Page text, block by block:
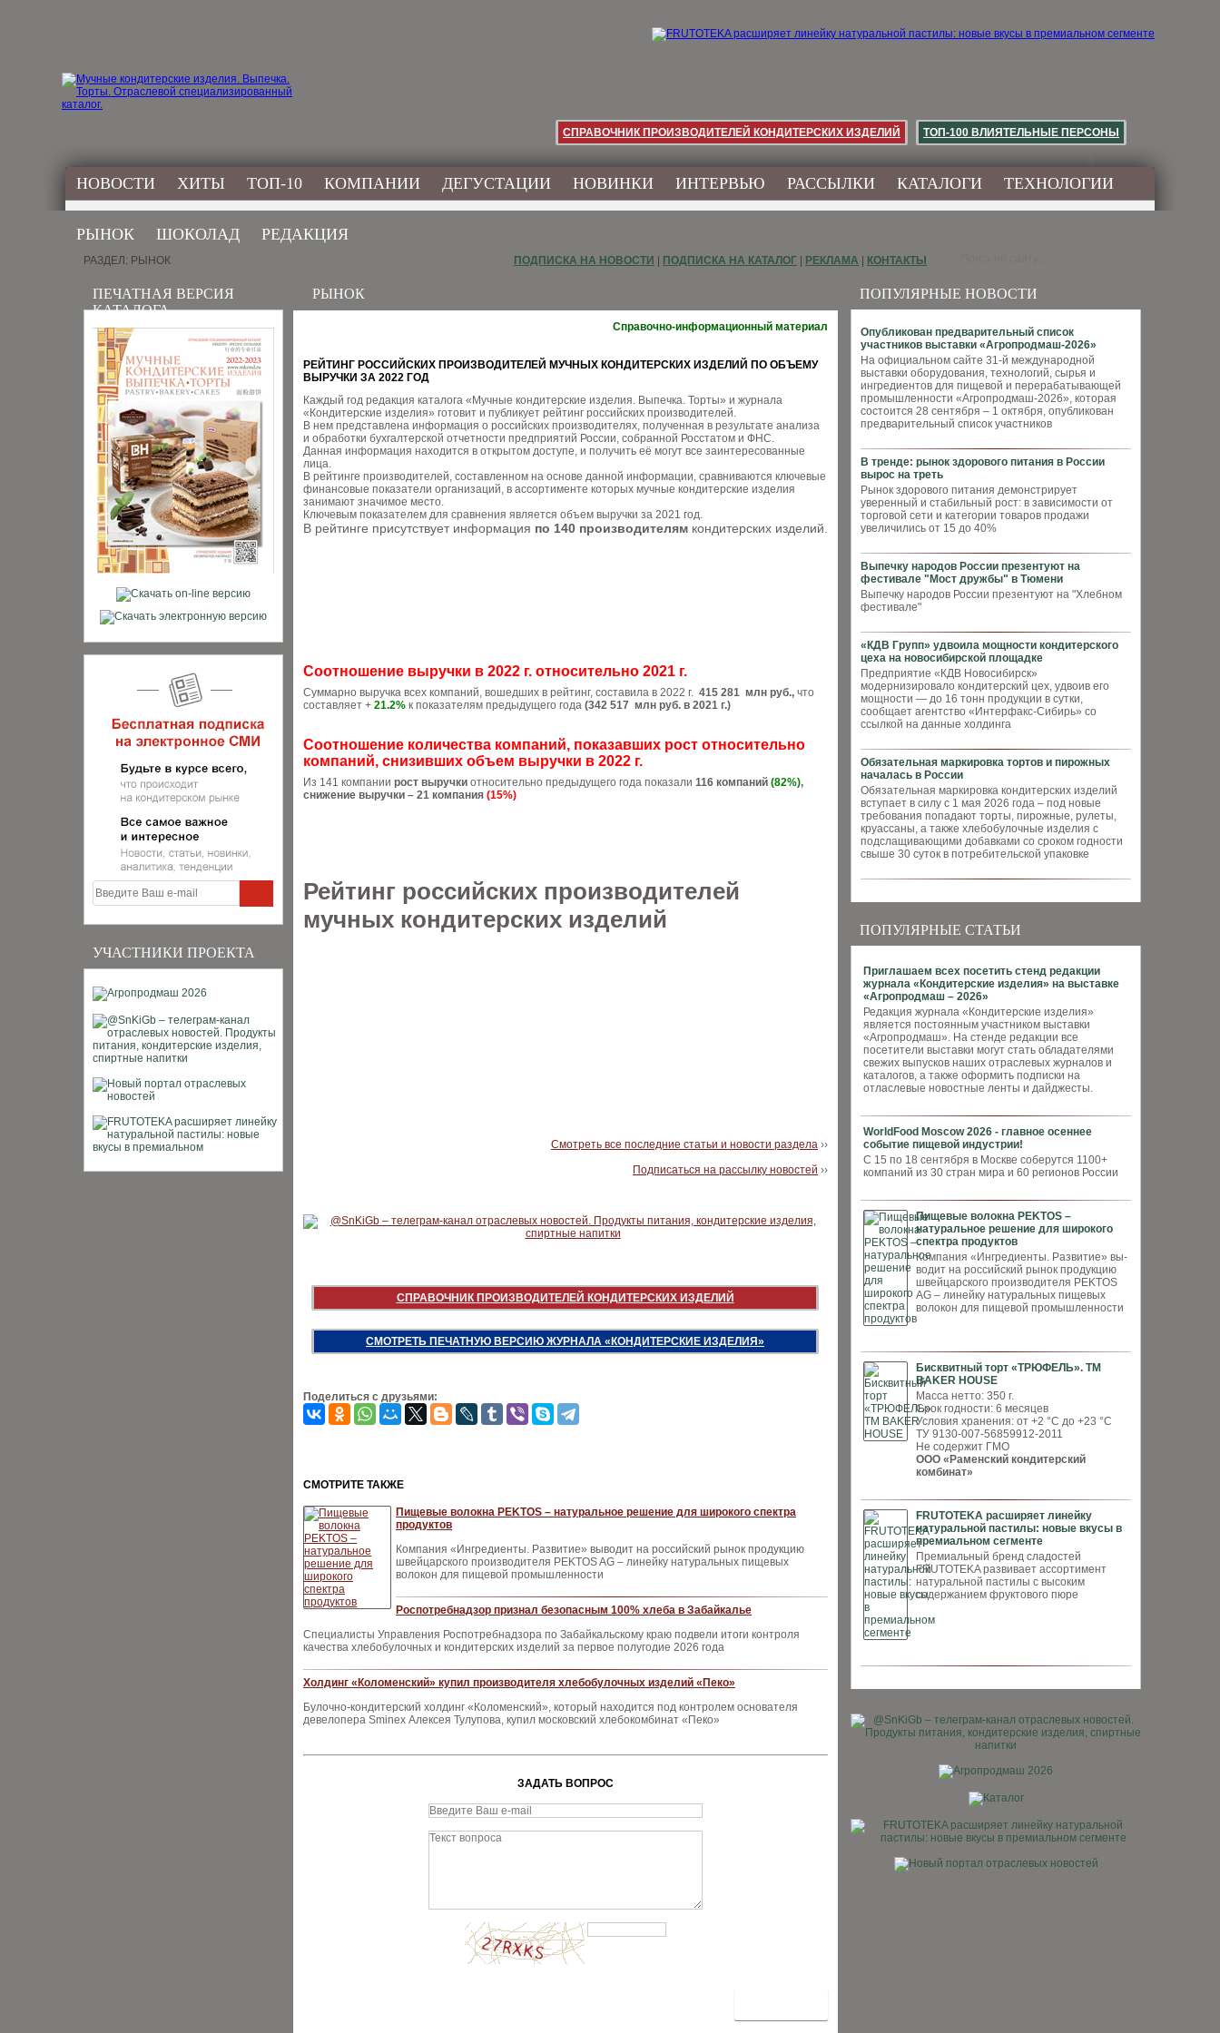
СПРАВОЧНИК ПРОИЗВОДИТЕЛЕЙ КОНДИТЕРСКИХ ИЗДЕЛИЙ ТОП-100 ВЛИЯТЕЛЬНЫЕ ПЕРСОНЫ
НОВОСТИ ХИТЫ ТОП-10 КОМПАНИИ ДЕГУСТАЦИИ НОВИНКИ ИНТЕРВЬЮ РАССЫЛКИ КАТАЛОГИ ТЕХНОЛОГИИ
РЫНОК ШОКОЛАД РЕДАКЦИЯ
ПЕЧАТНАЯ ВЕРСИЯ
КАТАЛОГА
УЧАСТНИКИ ПРОЕКТА
ПОПУЛЯРНЫЕ НОВОСТИ
Опубликован предварительный список
участников выставки «Агропродмаш-2026»
На официальном сайте 31-й международной
выставки оборудования, технологий, сырья и
ингредиентов для пищевой и перерабатывающей
промышленности «Агропродмаш-2026», которая
состоится 28 сентября – 1 октября, опубликован
предварительный список участников
В тренде: рынок здорового питания в России
вырос на треть
Рынок здорового питания демонстрирует
уверенный и стабильный рост: в зависимости от
торговой сети и категории товаров продажи
увеличились от 15 до 40%
Выпечку народов России презентуют на
фестивале "Мост дружбы" в Тюмени
Выпечку народов России презентуют на "Хлебном
фестивале"
«КДВ Групп» удвоила мощности кондитерского
цеха на новосибирской площадке
Предприятие «КДВ Новосибирск»
модернизировало кондитерский цех, удвоив его
мощности — до 16 тонн продукции в сутки,
сообщает агентство «Интерфакс-Сибирь» со
ссылкой на данные холдинга
Обязательная маркировка тортов и пирожных
началась в России
Обязательная маркировка кондитерских изделий
вступает в силу с 1 мая 2026 года – под новые
требования попадают торты, пирожные, рулеты,
круассаны, а также хлебобулочные изделия с
подслащивающими добавками со сроком годности
свыше 30 суток в потребительской упаковке
ПОПУЛЯРНЫЕ СТАТЬИ
Приглашаем всех посетить стенд редакции
журнала «Кондитерские изделия» на выставке
«Агропродмаш – 2026»
Редакция журнала «Кондитерские изделия»
является постоянным участником выставки
«Агропродмаш». На стенде редакции все
посетители выставки могут стать обладателями
свежих выпусков наших отраслевых журналов и
каталогов, а также оформить подписки на
отласлевые новостные ленты и дайджесты.
WorldFood Moscow 2026 - главное осеннее
событие пищевой индустрии!
С 15 по 18 сентября в Москве соберутся 1100+
компаний из 30 стран мира и 60 регионов России
Пищевые волокна PEKTOS –
натуральное решение для широкого
спектра продуктов
Компания «Ингредиенты. Развитие» вы­
водит на российский рынок продукцию
швей­царского производителя PEKTOS
AG – ли­нейку натуральных пищевых
волокон для пи­щевой промышленности
Бисквитный торт «ТРЮФЕЛЬ». ТМ
BAKER HOUSE
Масса нетто: 350 г.
Срок годности: 6 месяцев
Условия хранения: от +2 °С до +23 °С
ТУ 9130-007-56859912-2011
Не содержит ГМО
ООО «Раменский кондитерский
комбинат»
FRUTOTEKA расширяет линейку
натуральной пастилы: новые вкусы в
премиальном сегменте
Премиальный бренд сладостей
FRUTOTEKA развивает ассортимент
натуральной пастилы с высоким
содержанием фруктового пюре
РАЗДЕЛ: РЫНОК ПОДПИСКА НА НОВОСТИ ПОДПИСКА НА КАТАЛОГ РЕКЛАМА КОНТАКТЫ
РЫНОК
Справочно-информационный материал
РЕЙТИНГ РОССИЙСКИХ ПРОИЗВОДИТЕЛЕЙ МУЧНЫХ КОНДИТЕРСКИХ ИЗДЕЛИЙ ПО ОБЪЕМУ
ВЫРУЧКИ ЗА 2022 ГОД
Каждый год редакция каталога «Мучные кондитерские изделия. Выпечка. Торты» и журнала
«Кондитерские изделия» готовит и публикует рейтинг российских производителей.
В нем представлена информация о российских производителях, полученная в результате анализа
и обработки бухгалтерской отчетности предприятий России, собранной Росстатом и ФНС.
Данная информация находится в открытом доступе, и получить её могут все заинтересованные
лица.
В рейтинге производителей, составленном на основе данной информации, сравниваются ключевые
финансовые показатели организаций, в ассортименте которых мучные кондитерские изделия
занимают значимое место.
Ключевым показателем для сравнения является объем выручки за 2021 год.
В рейтинге присутствует информация по 140 производителям кондитерских изделий.
Соотношение выручки в 2022 г. относительно 2021 г.
Суммарно выручка всех компаний, вошедших в рейтинг, составила в 2022 г. 415 281 млн руб., что
составляет + 21.2% к показателям предыдущего года (342 517 млн руб. в 2021 г.)
Соотношение количества компаний, показавших рост относительно
компаний, снизивших объем выручки в 2022 г.
Из 141 компании рост выручки относительно предыдущего года показали 116 компаний (82%),
снижение выручки – 21 компания (15%)
Рейтинг российских производителей
мучных кондитерских изделий
Смотреть все последние статьи и новости раздела ››
Подписаться на рассылку новостей ››
СПРАВОЧНИК ПРОИЗВОДИТЕЛЕЙ КОНДИТЕРСКИХ ИЗДЕЛИЙ
СМОТРЕТЬ ПЕЧАТНУЮ ВЕРСИЮ ЖУРНАЛА «КОНДИТЕРСКИЕ ИЗДЕЛИЯ»
Поделиться с друзьями:
CМОТРИТЕ ТАКЖЕ
Пищевые волокна PEKTOS – натуральное решение для широкого спектра
продуктов
Компания «Ингредиенты. Развитие» вы­водит на российский рынок продукцию
швей­царского производителя PEKTOS AG – ли­нейку натуральных пищевых
волокон для пи­щевой промышленности
Роспотребнадзор признал безопасным 100% хлеба в Забайкалье
Специалисты Управления Роспотребнадзора по Забайкальскому краю подвели итоги контроля
качества хлебобулочных и кондитерских изделий за первое полугодие 2026 года
Холдинг «Коломенский» купил производителя хлебобулочных изделий «Пеко»
Булочно-кондитерский холдинг «Коломенский», который находится под контролем основателя
девелопера Sminex Алексея Тулупова, купил московский хлебокомбинат «Пеко»
ЗАДАТЬ ВОПРОС